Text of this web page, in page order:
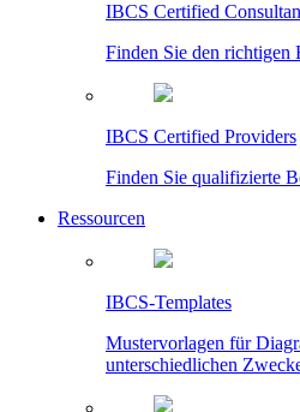
IBCS Certified
Finden Sie den richtigen
IBCS Certified Providers
Finden Sie qualifizierte
Ressourcen
IBCS-Templates
Mustervorlagen für
unterschiedlichen